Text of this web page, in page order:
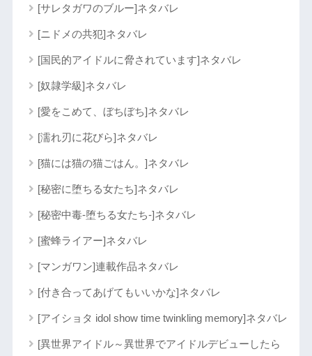
[サレタガワのブルー]ネタバレ
[ニドメの共犯]ネタバレ
[国民的アイドルに脅されています]ネタバレ
[奴隷学級]ネタバレ
[愛をこめて、ぼちぼち]ネタバレ
[濡れ刃に花びら]ネタバレ
[猫には猫の猫ごはん。]ネタバレ
[秘密に堕ちる女たち]ネタバレ
[秘密中毒-堕ちる女たち-]ネタバレ
[蜜蜂ライアー]ネタバレ
[マンガワン]連載作品ネタバレ
[付き合ってあげてもいいかな]ネタバレ
[アイショタ idol show time twinkling memory]ネタバレ
[異世界アイドル～異世界でアイドルデビューしたら